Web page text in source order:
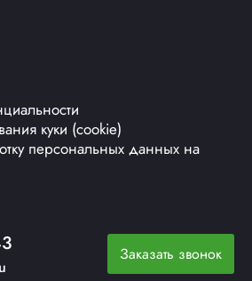
куки (cookie)
персональных данных на
Заказать звонок